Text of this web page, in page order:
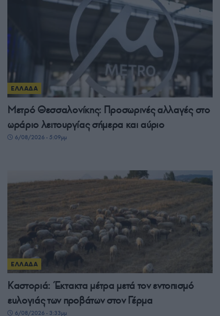
ΕΛΛΑΔΑ
Μετρό Θεσσαλονίκης: Προσωρινές αλλαγές στο
ωράριο λειτουργίας σήμερα και αύριο
6/08/2026 - 5:09μμ
ΕΛΛΑΔΑ
Καστοριά: Έκτακτα μέτρα μετά τον εντοπισμό
ευλογιάς των προβάτων στον Γέρμα
6/08/2026 - 3:33μμ